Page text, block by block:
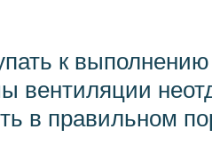
к
вентиляции
в правильном